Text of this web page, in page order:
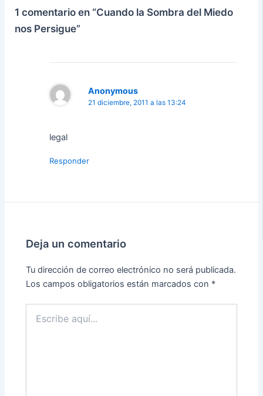
1 comentario en “Cuando la Sombra del Miedo
nos Persigue”
Anonymous
21 diciembre, 2011 a las 13:24
legal
Responder
Deja un comentario
Tu dirección de correo electrónico no será publicada.
Los campos obligatorios están marcados con *
aquí...